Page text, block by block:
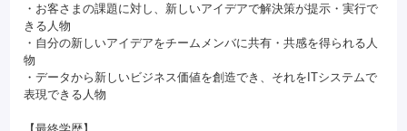
・お客さまの課題に対し、新しいアイデアで解決策が提示・実行で
きる人物
・自分の新しいアイデアをチームメンバに共有・共感を得られる人
物
・データから新しいビジネス価値を創造でき、それをITシステムで
表現できる人物